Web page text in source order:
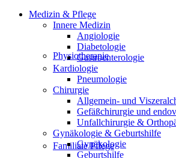
Physiotherapie
Familiale Pflege
Medizin & Pflege
Innere Medizin
Angiologie
Diabetologie
Gastroenterologie
Kardiologie
Pneumologie
Chirurgie
Allgemein- und
Gefäßchirurgie und
Unfallchirurgie &
Gynäkologie & Geburtshilfe
Gynäkologie
Geburtshilfe